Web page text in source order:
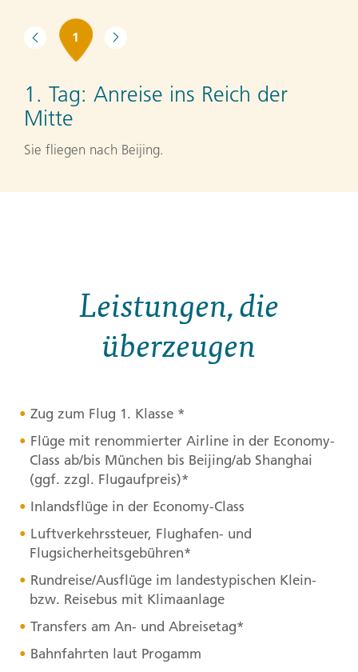
1
1. Tag: Anreise ins Reich der
Mitte
Sie fliegen nach Beijing.
Leistungen, die
überzeugen
Zug zum Flug 1. Klasse *
Flüge mit renommierter Airline in der Economy-
Class ab/bis München bis Beijing/ab Shanghai
(ggf. zzgl. Flugaufpreis)*
Inlandsflüge in der Economy-Class
Luftverkehrssteuer, Flughafen- und
Flugsicherheitsgebühren*
Rundreise/Ausflüge im landestypischen Klein-
bzw. Reisebus mit Klimaanlage
Transfers am An- und Abreisetag*
Bahnfahrten laut Progamm